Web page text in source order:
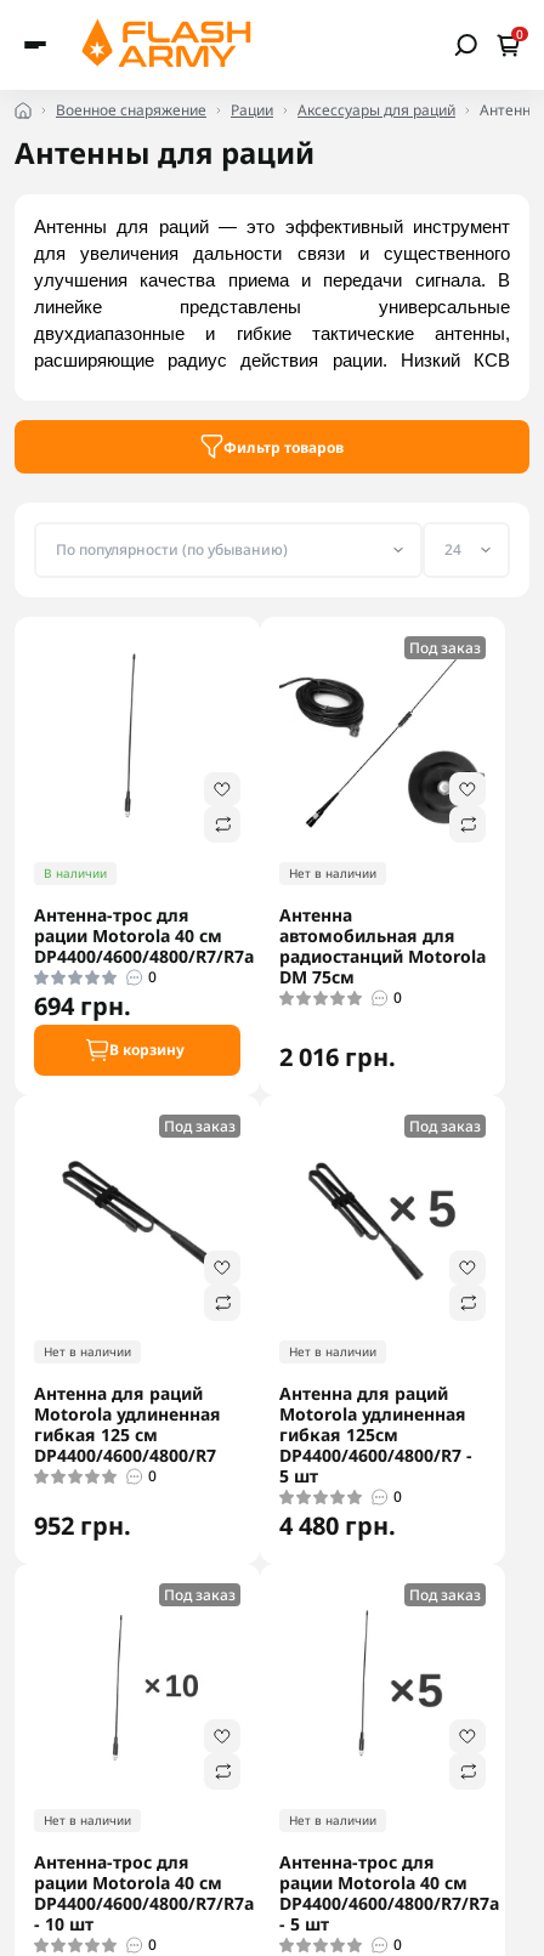
0
Военное снаряжение Рации Аксессуары для раций
Антенны для раций
Антенны для раций — это эффективный инструмент
для увеличения дальности связи и существенного
улучшения качества приема и передачи сигнала. В
линейке представлены универсальные
двухдиапазонные и гибкие тактические антенны,
расширяющие радиус действия рации. Низкий КСВ
прочностью, удобно фиксируются на экипировке и
Фильтр товаров
В наличии
Антенна-трос для
рации Motorola 40 см
DP4400/4600/4800/R7/R7a
0
694 грн.
В корзину
Под заказ
Нет в наличии
Антенна
автомобильная для
радиостанций Motorola
DM 75см
0
2 016 грн.
Под заказ
Нет в наличии
Антенна для раций
Motorola удлиненная
гибкая 125 см
DP4400/4600/4800/R7
0
952 грн.
Под заказ
Нет в наличии
Антенна для раций
Motorola удлиненная
гибкая 125см
DP4400/4600/4800/R7 -
5 шт
0
4 480 грн.
Под заказ
Нет в наличии
Антенна-трос для
рации Motorola 40 см
DP4400/4600/4800/R7/R7a
- 10 шт
0
Под заказ
Нет в наличии
Антенна-трос для
рации Motorola 40 см
DP4400/4600/4800/R7/R7a
- 5 шт
0